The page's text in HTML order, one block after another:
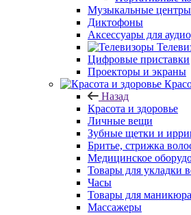
Музыкальные центры
Диктофоны
Аксессуары для
Цифровые приставки
Проекторы и экраны
Назад
Красота и здоровье
Личные вещи
Зубные щетки и
Бритье, стрижка
Медицинское
Товары для укладки
Часы
Товары для маникюра
Массажеры